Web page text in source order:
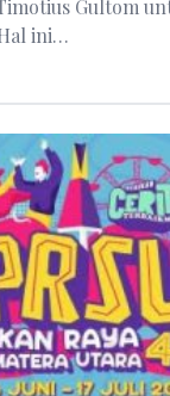
Gultom
ini…